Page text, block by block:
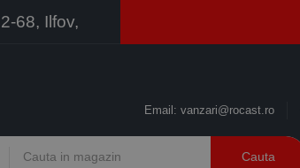
68, Ilfov,
Email: vanzari@rocast.ro
Cauta